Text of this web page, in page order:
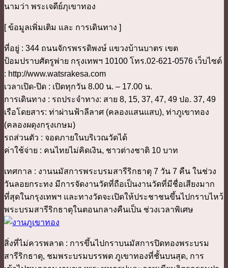
นามว่า พระเจดีย์ภุเขาทอง
[ ข้อมูลเพิ่มเติม และ การเดินทาง ]
ที่อยู่ : 344 ถนนจักรพรรดิพงษ์ แขวงบ้านบาตร เขต
ป้อมปราบศัตรูพ่าย กรุงเทพฯ 10100 โทร.02-621-0576 เว็บไซต์
: http://www.watsrakesa.com
เวลาเปิด-ปิด : เปิดทุกวัน 8.00 น. – 17.00 น.
การเดินทาง : รถประจำทาง: สาย 8, 15, 37, 47, 49 ปอ. 37, 49
เรือโดยสาร: ท่าผ่านฟ้าลีลาศ (คลองแสนแสบ), ท่าภูเขาทอง
(คลองผดุงกรุงเกษม)
รถส่วนตัว : จอดภายในบริเวณวัดได้
ค่าใช้จ่าย : คนไทยไม่คิดเงิน, ชาวต่างชาติ 10 บาท
เทศกาล : งานนมัสการพระบรมสารีริกธาตุ 7 วัน 7 คืน ในช่วง
วันลอยกระทง มีการจัดงานวัดที่ถือเป็นงานวัดที่มีชื่อเสียงมาก
ที่สุดในกรุงเทพฯ และทางวัดจะเปิดให้ประชาชนขึ้นไปกราบไหว้
พระบรมสารีริกธาตุในตอนกลางคืนเป็น ช่วงเวลาพิเศษ
สิ่งที่ไม่ควรพลาด : การขึ้นไปกราบนมัสการปิดทองพระบรม
สารีริกธาตุ, ชมพระบรมบรรพต ภูเขาทองที่ชั้นบนสุด, การ